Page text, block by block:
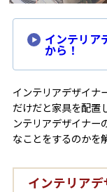
インテリア
から！
インテリアデザイナ
だけだと家具を配置
ンテリアデザイナー
なことをするのかを
インテリア